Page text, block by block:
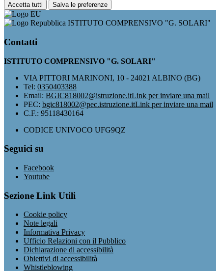
Accetta tutti Salva le preferenze
ISTITUTO COMPRENSIVO "G. SOLARI"
Contatti
ISTITUTO COMPRENSIVO "G. SOLARI"
VIA PITTORI MARINONI, 10 - 24021 ALBINO (BG)
Tel: 0350403388
Email: BGIC818002@istruzione.itLink per inviare una mail
PEC: bgic818002@pec.istruzione.itLink per inviare una mail
C.F.: 95118430164
CODICE UNIVOCO UFG9QZ
Seguici su
Facebook
Youtube
Sezione Link Utili
Cookie policy
Note legali
Informativa Privacy
Ufficio Relazioni con il Pubblico
Dichiarazione di accessibilità
Obiettivi di accessibilità
Whistleblowing